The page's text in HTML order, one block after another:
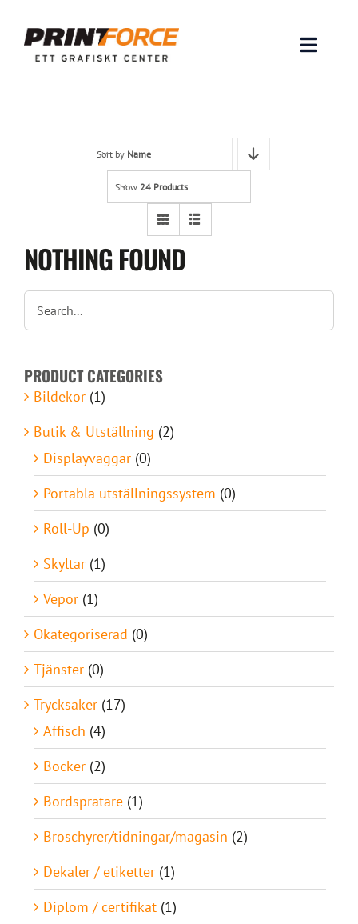
content
Toggle
INSPIRATION
Om oss
Sort by Name
Show 24 Products
NOTHING FOUND
PRODUCT CATEGORIES
Bildekor (1)
Butik & Utställning (2)
Displayväggar (0)
Portabla utställningssystem (0)
Roll-Up (0)
Skyltar (1)
Vepor (1)
Okategoriserad (0)
Tjänster (0)
Trycksaker (17)
Affisch (4)
Böcker (2)
Bordspratare (1)
Broschyrer/tidningar/magasin (2)
Dekaler / etiketter (1)
Diplom / certifikat (1)